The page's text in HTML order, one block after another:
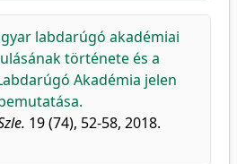
labdarúgó akadémiai
története és a
Akadémia jelen
19 (74), 52-58, 2018.